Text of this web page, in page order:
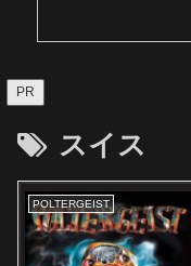
PR
スイス
POLTERGEIST